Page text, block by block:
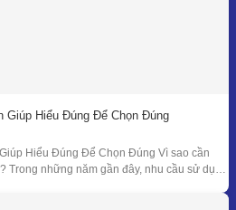
Giúp Hiểu Đúng Để Chọn Đúng
Hiểu Đúng Để Chọn Đúng Vì sao cần
Trong những năm gần đây, nhu cầu sử dụng
tăng trong các lĩnh vực như chăm sóc sức